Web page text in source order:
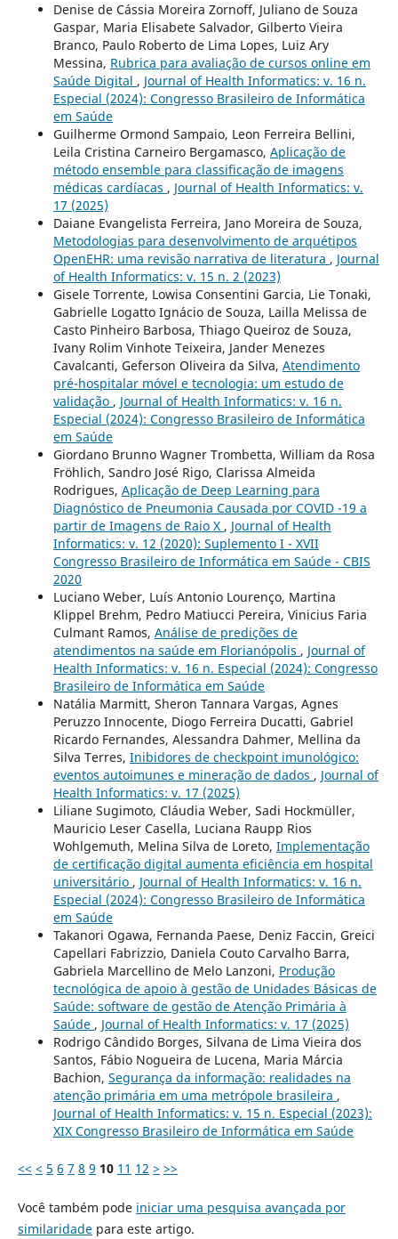
Denise de Cássia Moreira Zornoff, Juliano de Souza
Gaspar, Maria Elisabete Salvador, Gilberto Vieira
Branco, Paulo Roberto de Lima Lopes, Luiz Ary
Messina, Rubrica para avaliação de cursos online em
Saúde Digital , Journal of Health Informatics: v. 16 n.
Especial (2024): Congresso Brasileiro de Informática
em Saúde
Guilherme Ormond Sampaio, Leon Ferreira Bellini,
Leila Cristina Carneiro Bergamasco, Aplicação de
método ensemble para classificação de imagens
médicas cardíacas , Journal of Health Informatics: v.
17 (2025)
Daiane Evangelista Ferreira, Jano Moreira de Souza,
Metodologias para desenvolvimento de arquétipos
OpenEHR: uma revisão narrativa de literatura , Journal
of Health Informatics: v. 15 n. 2 (2023)
Gisele Torrente, Lowisa Consentini Garcia, Lie Tonaki,
Gabrielle Logatto Ignácio de Souza, Lailla Melissa de
Casto Pinheiro Barbosa, Thiago Queiroz de Souza,
Ivany Rolim Vinhote Teixeira, Jander Menezes
Cavalcanti, Geferson Oliveira da Silva, Atendimento
pré-hospitalar móvel e tecnologia: um estudo de
validação , Journal of Health Informatics: v. 16 n.
Especial (2024): Congresso Brasileiro de Informática
em Saúde
Giordano Brunno Wagner Trombetta, William da Rosa
Fröhlich, Sandro José Rigo, Clarissa Almeida
Rodrigues, Aplicação de Deep Learning para
Diagnóstico de Pneumonia Causada por COVID -19 a
partir de Imagens de Raio X , Journal of Health
Informatics: v. 12 (2020): Suplemento I - XVII
Congresso Brasileiro de Informática em Saúde - CBIS
2020
Luciano Weber, Luís Antonio Lourenço, Martina
Klippel Brehm, Pedro Matiucci Pereira, Vinicius Faria
Culmant Ramos, Análise de predições de
atendimentos na saúde em Florianópolis , Journal of
Health Informatics: v. 16 n. Especial (2024): Congresso
Brasileiro de Informática em Saúde
Natália Marmitt, Sheron Tannara Vargas, Agnes
Peruzzo Innocente, Diogo Ferreira Ducatti, Gabriel
Ricardo Fernandes, Alessandra Dahmer, Mellina da
Silva Terres, Inibidores de checkpoint imunológico:
eventos autoimunes e mineração de dados , Journal of
Health Informatics: v. 17 (2025)
Liliane Sugimoto, Cláudia Weber, Sadi Hockmüller,
Mauricio Leser Casella, Luciana Raupp Rios
Wohlgemuth, Melina Silva de Loreto, Implementação
de certificação digital aumenta eficiência em hospital
universitário , Journal of Health Informatics: v. 16 n.
Especial (2024): Congresso Brasileiro de Informática
em Saúde
Takanori Ogawa, Fernanda Paese, Deniz Faccin, Greici
Capellari Fabrizzio, Daniela Couto Carvalho Barra,
Gabriela Marcellino de Melo Lanzoni, Produção
tecnológica de apoio à gestão de Unidades Básicas de
Saúde: software de gestão de Atenção Primária à
Saúde , Journal of Health Informatics: v. 17 (2025)
Rodrigo Cândido Borges, Silvana de Lima Vieira dos
Santos, Fábio Nogueira de Lucena, Maria Márcia
Bachion, Segurança da informação: realidades na
atenção primária em uma metrópole brasileira ,
Journal of Health Informatics: v. 15 n. Especial (2023):
XIX Congresso Brasileiro de Informática em Saúde
<< < 5 6 7 8 9 10 11 12 > >>
Você também pode iniciar uma pesquisa avançada por
similaridadepara este artigo.